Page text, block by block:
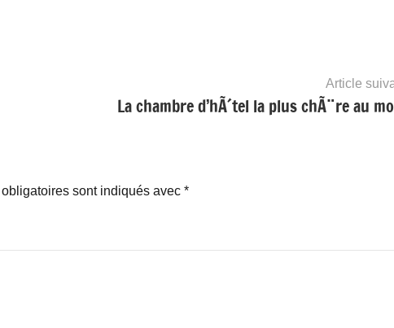
Article
La chambre d’hÃ´tel la plus chÃ¨re au
obligatoires sont indiqués avec *